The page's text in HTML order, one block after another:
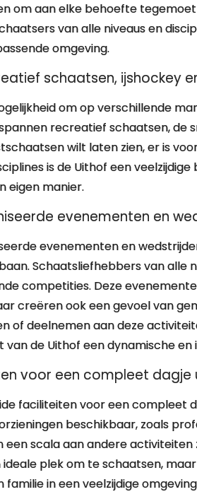
om aan elke behoefte
van alle niveaus en
omgeving.
schaatsen, ijshockey
om op verschillende
recreatief schaatsen, de
wilt laten zien, er is
is de Uithof een
eigen manier.
evenementen en
evenementen en
Schaatsliefhebbers van alle
competities. Deze
creëren ook een gevoel van
of deelnemen aan deze
de Uithof een dynamische
voor een compleet dagje
faciliteiten voor een compleet
beschikbaar, zoals
scala aan andere activiteiten
plek om te schaatsen,
in een veelzijdige